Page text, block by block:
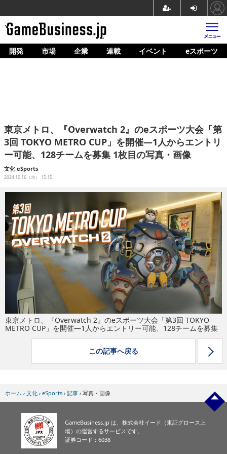
ホーム
企業動向
人材育成
産業政策
イベント/セミナー
eスポーツ
開発 市場 企業 連載 イベント eスポーツ
東京メトロ、『Overwatch 2』のeスポーツ大会「第
3回 TOKYO METRO CUP」を開催―1人からエントリ
ー可能、128チームを募集 1枚目の写真・画像
文化 eSports
2024.10.16（水） 15:15
東京メトロ、『Overwatch 2』のeスポーツ大会「第3回 TOKYO
METRO CUP」を開催―1人からエントリー可能、128チームを募集
この記事へ戻る
ホーム › 文化 › eSports › 記事 › 写真・画像
GameBusiness.jp は、株式会社イード（東証グロース上
場）の運営するサービスです。
証券コード：6038